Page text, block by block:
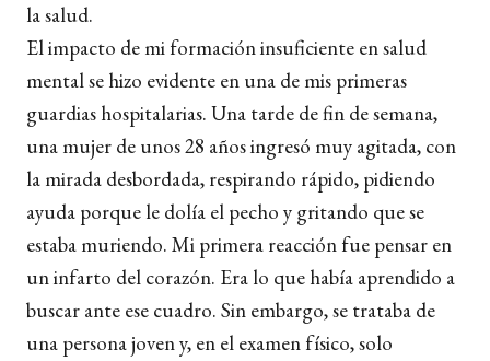
la salud.
El impacto de mi formación insuficiente en salud
mental se hizo evidente en una de mis primeras
guardias hospitalarias. Una tarde de fin de semana,
una mujer de unos 28 años ingresó muy agitada, con
la mirada desbordada, respirando rápido, pidiendo
ayuda porque le dolía el pecho y gritando que se
estaba muriendo. Mi primera reacción fue pensar en
un infarto del corazón. Era lo que había aprendido a
buscar ante ese cuadro. Sin embargo, se trataba de
una persona joven y, en el examen físico, solo